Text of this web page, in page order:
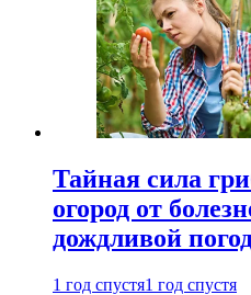
Тайная сила
огород от
дождливой
1 год спустя1 год спустя